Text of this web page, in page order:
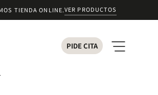
TIENDA ONLINE.VER PRODUCTOS
PIDE CITA